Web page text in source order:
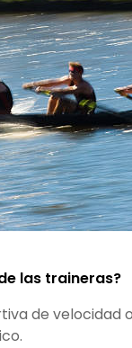
las traineras?
de